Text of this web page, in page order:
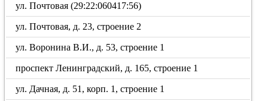
ул. Почтовая (29:22:060417:56)
ул. Почтовая, д. 23, строение 2
ул. Воронина В.И., д. 53, строение 1
проспект Ленинградский, д. 165, строение 1
ул. Дачная, д. 51, корп. 1, строение 1